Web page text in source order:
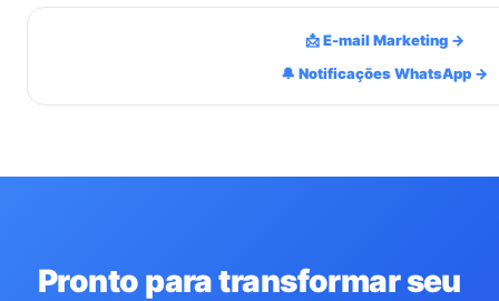
📩 E-mail Marketing →
🔔 Notificações WhatsApp →
Pronto para transformar seu